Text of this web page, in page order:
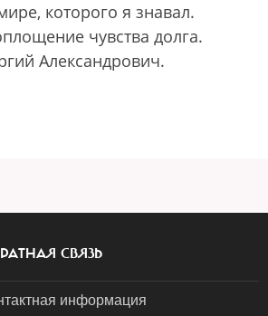
которого я знавал.
чувства долга.
Александрович.
СВЯЗЬ
информация